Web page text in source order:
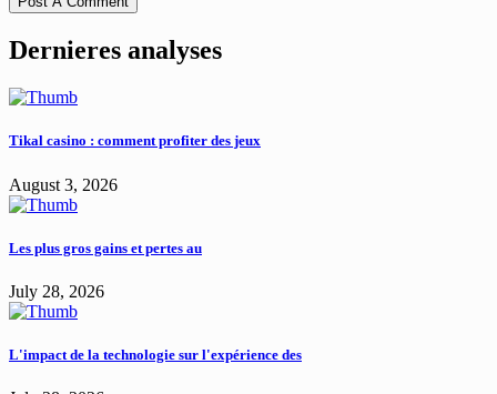
Dernieres analyses
Tikal casino : comment profiter des jeux
August 3, 2026
Les plus gros gains et pertes au
July 28, 2026
L'impact de la technologie sur l'expérience des